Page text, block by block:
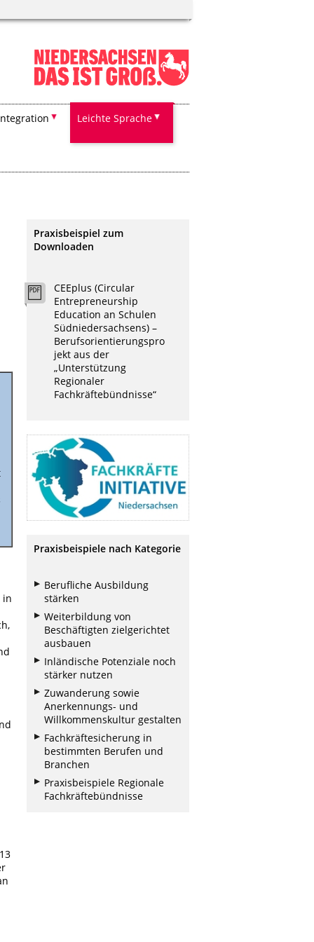
Leichte Sprache
in
Praxisbeispiel zum
Downloaden
CEEplus (Circular
Entrepreneurship
Education an Schulen
Südniedersachsens) –
Berufsorientierungspro
jekt aus der
„Unterstützung
Regionaler
Fachkräftebündnisse“
Praxisbeispiele nach Kategorie
Berufliche Ausbildung
stärken
Weiterbildung von
Beschäftigten zielgerichtet
ausbauen
Inländische Potenziale noch
stärker nutzen
Zuwanderung sowie
Anerkennungs- und
Willkommenskultur gestalten
Fachkräftesicherung in
bestimmten Berufen und
Branchen
Praxisbeispiele Regionale
Fachkräftebündnisse